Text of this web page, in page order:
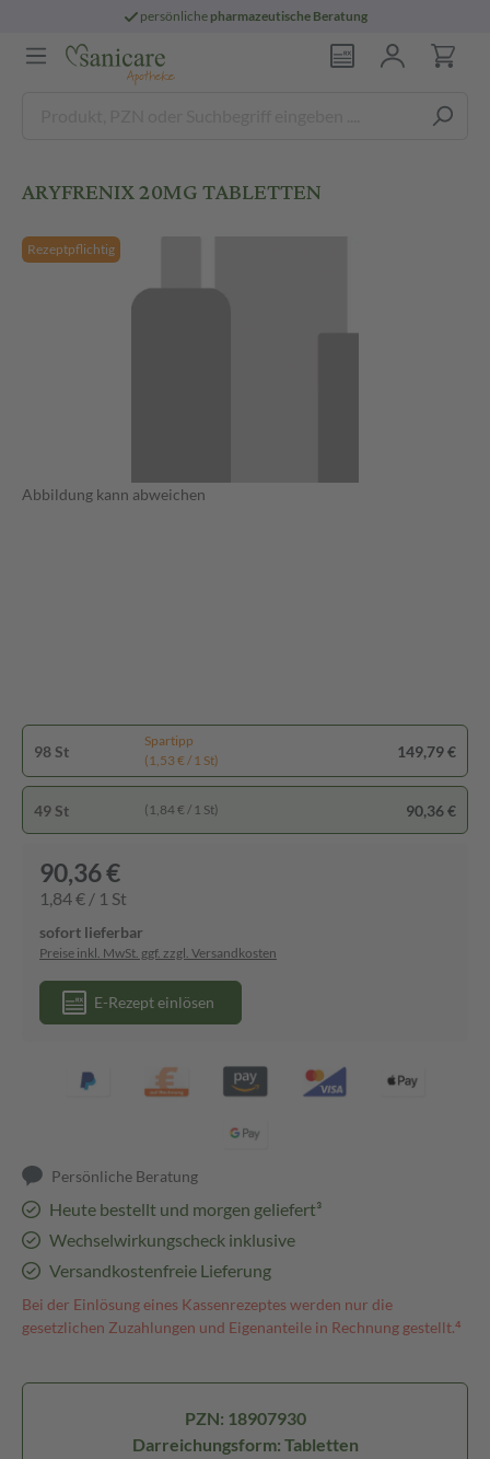
persönliche pharmazeutische Beratung
ARYFRENIX 20MG TABLETTEN
Rezeptpflichtig
Abbildung kann abweichen
98 St
Spartipp
(1,53 € / 1 St)
149,79 €
49 St (1,84 € / 1 St) 90,36 €
90,36 €
1,84 € / 1 St
sofort lieferbar
Preise inkl. MwSt. ggf. zzgl. Versandkosten
E-Rezept einlösen
Persönliche Beratung
Heute bestellt und morgen geliefert³
Wechselwirkungscheck inklusive
Versandkostenfreie Lieferung
Bei der Einlösung eines Kassenrezeptes werden nur die
gesetzlichen Zuzahlungen und Eigenanteile in Rechnung gestellt.⁴
PZN: 18907930
Darreichungsform: Tabletten